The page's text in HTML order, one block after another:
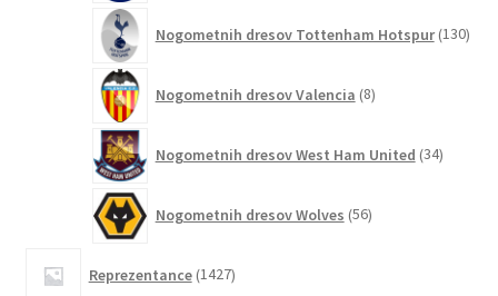
Nogometnih dresov Tottenham Hotspur 130
Nogometnih dresov Valencia 8izdelkov
Nogometnih dresov West Ham United 34izdelkov
Nogometnih dresov Wolves 56izdelkov
Reprezentance 1427izdelkov